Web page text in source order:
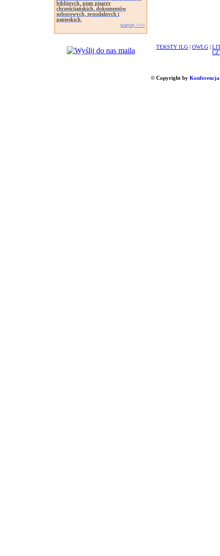
biblijnych, pism pisarzy
chrześcijańskich, dokumentów
soborowych, synodalnych i
papieskich.
więcej >>>
TEKSTY ILG OWLG
© Copyright by Konferencja